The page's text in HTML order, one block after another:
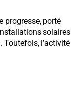
progresse, porté
solaires
Toutefois, l’activité